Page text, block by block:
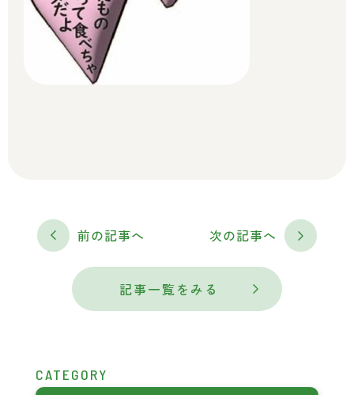
前の記事へ
記事一覧をみる
次の記事へ
CATEGORY